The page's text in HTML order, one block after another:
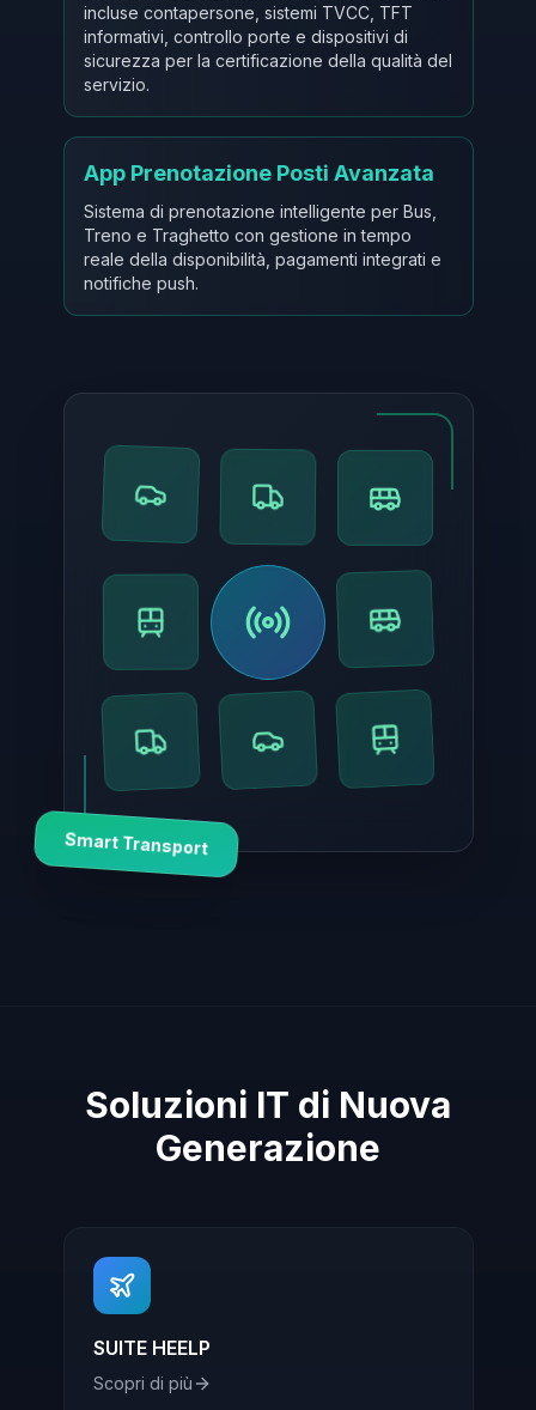
incluse contapersone, sistemi TVCC, TFT
informativi, controllo porte e dispositivi di
sicurezza per la certificazione della qualità del
servizio.
App Prenotazione Posti Avanzata
Sistema di prenotazione intelligente per Bus,
Treno e Traghetto con gestione in tempo
reale della disponibilità, pagamenti integrati e
notifiche push.
Smart Transport
Soluzioni IT di Nuova
Generazione
SUITE HEELP
Scopri di più